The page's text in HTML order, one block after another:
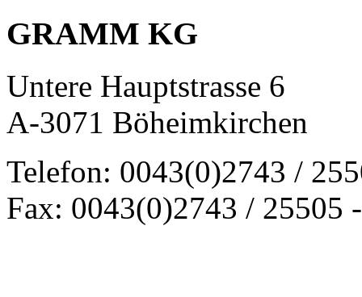
GRAMM KG
Untere Hauptstrasse 6
A-3071 Böheimkirchen
Telefon: 0043(0)2743 /
Fax: 0043(0)2743 / 25505